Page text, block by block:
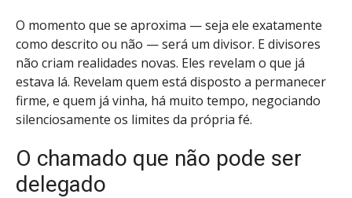
O momento que se aproxima — seja ele exatamente
como descrito ou não — será um divisor. E divisores
não criam realidades novas. Eles revelam o que já
estava lá. Revelam quem está disposto a permanecer
firme, e quem já vinha, há muito tempo, negociando
silenciosamente os limites da própria fé.
O chamado que não pode ser
delegado